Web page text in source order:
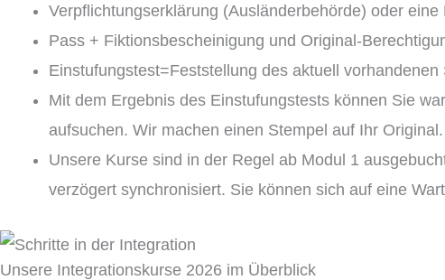
Verpflichtungserklärung (Ausländerbehörde) oder
Pass + Fiktionsbescheinigung und Original-
Einstufungstest=Feststellung des aktuell
Mit dem Ergebnis des Einstufungstests können Sie
aufsuchen. Wir machen einen Stempel auf Ihr Original.
Unsere Kurse sind in der Regel ab Modul 1
verzögert synchronisiert. Sie können sich auf eine
Unsere Integrationskurse 2026 im Überblick